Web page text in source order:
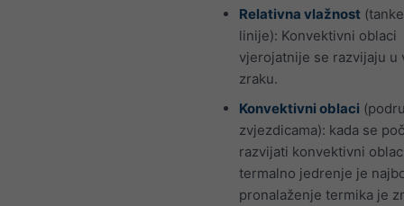
Relativna vlažnost
linije): Konvektivni oblaci
vjerojatnije se razvijaju u
zraku.
Konvektivni oblaci
zvjezdicama): kada se
razvijati konvektivni
termalno jedrenje je
pronalaženje termika je